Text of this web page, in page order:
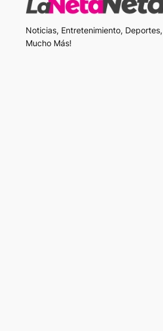
Noticias, Entretenimiento,
Mucho Más!